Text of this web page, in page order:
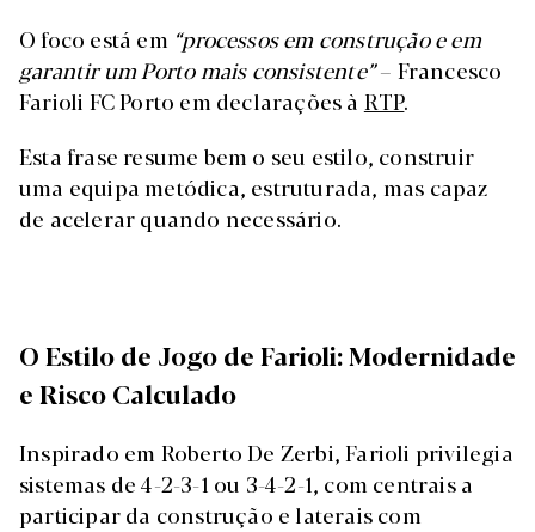
O foco está em “processos em construção e em
garantir um Porto mais consistente”– Francesco
Farioli FC Porto em declarações à RTP.
Esta frase resume bem o seu estilo, construir
uma equipa metódica, estruturada, mas capaz
de acelerar quando necessário.
O Estilo de Jogo de Farioli: Modernidade
e Risco Calculado
Inspirado em Roberto De Zerbi, Farioli privilegia
sistemas de 4-2-3-1 ou 3-4-2-1, com centrais a
participar da construção e laterais com